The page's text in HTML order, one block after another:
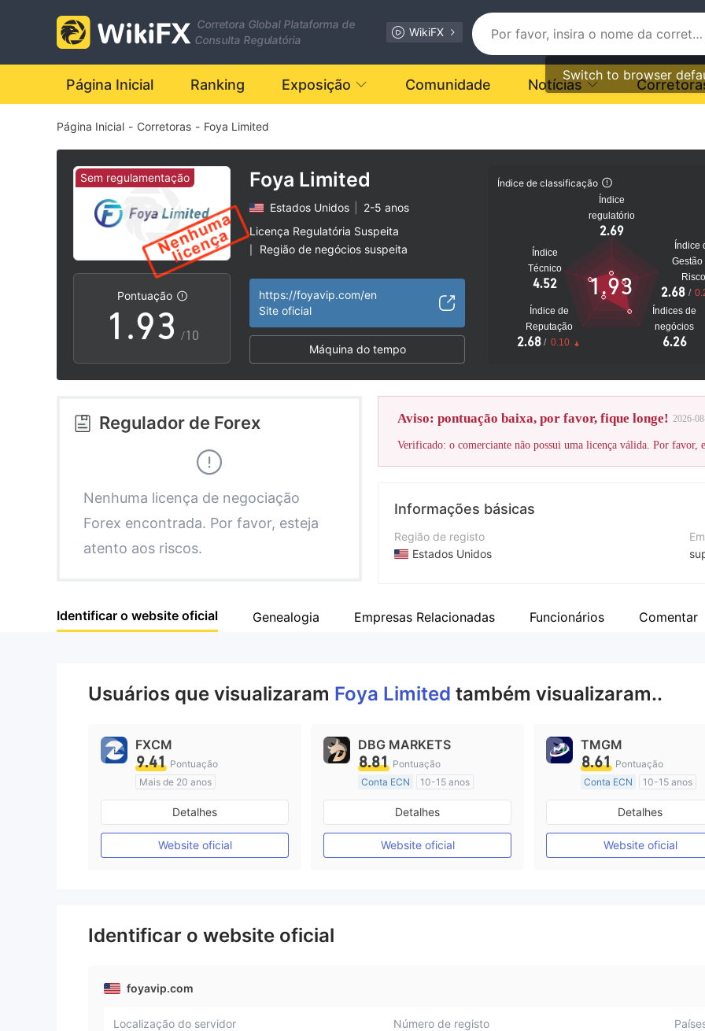
Corretora Global Plataforma de
Consulta Regulatória
WikiFX
Switch to browser
Página Inicial Ranking Exposição Comunidade Notícias
Página Inicial - Corretoras - Foya Limited
Sem regulamentação
Pontuação
0
1
2
3
5
6
8
9
.
3
4
5
6
7
8
9
0
1
2
3
4
5
7
8
9
/10
Foya Limited
Estados Unidos
2-5 anos
Licença Regulatória Suspeita
Região de negócios suspeita
https://foyavip.com/en
Site oficial
Máquina do tempo
Índice de classificação
Índice
regulatório
2.69
Índice
Técnico
4.52
Índice de
Reputação
2.68 / 0.10
Índices de
negócios
6.26
Índice
Gestão
2.68 /
1.93
Regulador de Forex
Nenhuma licença de negociação
Forex encontrada. Por favor, esteja
atento aos riscos.
Aviso: pontuação baixa, por favor, fique longe! 2026-
Verificado: o comerciante não possui uma licença válida. Por favor,
Informações básicas
Região de registo
Estados Unidos
Empresa
Identificar o website oficial Genealogia Empresas Relacionadas Funcionários Comentar
Usuários que visualizaram Foya Limited também visualizaram..
FXCM
9.41 Pontuação
Mais de 20 anos
Austrália Regulamento
Market Marketing (MM)
Etiqueta principal MT4
Detalhes
Website oficial
DBG MARKETS
8.81 Pontuação
Conta ECN
10-15 anos
Austrália Regulamento
Market Marketing (MM)
Etiqueta principal MT4
Detalhes
Website oficial
TMGM
8.61 Pontuação
Conta ECN
10-15 anos
Austrália Regulamento
Market Marketing (MM)
Etiqueta principal MT4
Detalhes
Website oficial
Identificar o website oficial
foyavip.com
Localização do servidor
Número de registo